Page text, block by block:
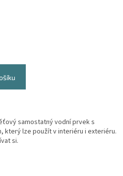
samostatný vodní prvek s
který lze použít v interiéru i exteriéru.
si.